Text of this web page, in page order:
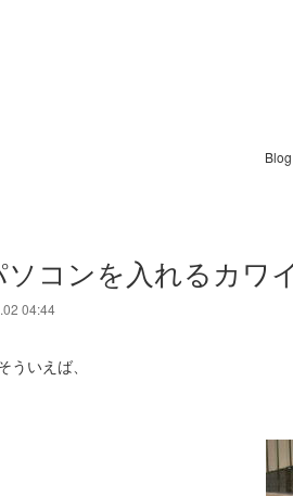
Blog
ソコンを入れるカワ
04:44
ういえば、